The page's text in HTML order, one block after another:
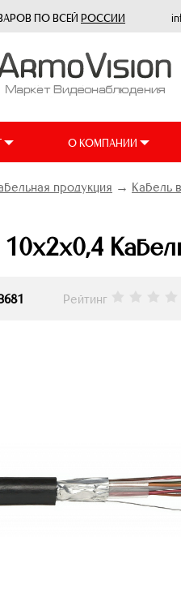
ПО ВСЕЙ РОССИИ
О КОМПАНИИ
продукция → Кабель
Рейтинг